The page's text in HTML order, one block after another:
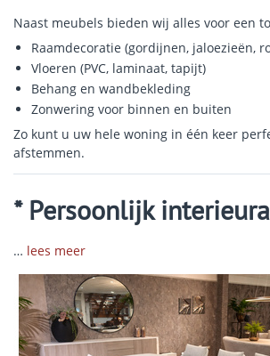
Naast meubels bieden wij alles voor een
Raamdecoratie (gordijnen, jaloezieën,
Vloeren (PVC, laminaat, tapijt)
Behang en wandbekleding
Zonwering voor binnen en buiten
Zo kunt u uw hele woning in één keer
afstemmen.
* Persoonlijk
… lees meer